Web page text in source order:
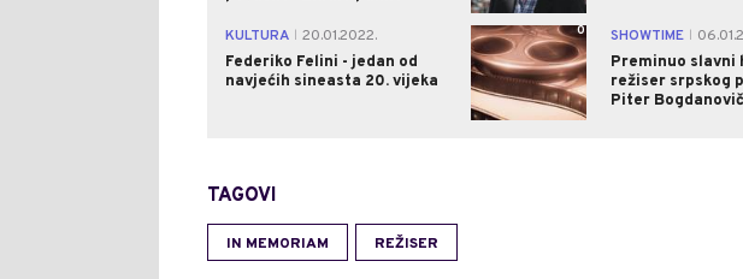
KULTURA
20.01.2022.
Federiko Felini - jedan od
navjećih sineasta 20. vijeka
0 SHOWTIME
Preminuo slavni
režiser srpskog
Piter Bogdanovič
TAGOVI
IN MEMORIAM REŽISER